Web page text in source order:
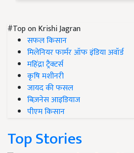
#Top on Krishi Jagran
सफल किसान
मिलेनियर फार्मर ऑफ इंडिया अवॉर्ड
महिंद्रा ट्रैक्टर्स
कृषि मशीनरी
जायद की फसल
बिज़नेस आइडियाज
पीएम किसान
Top Stories